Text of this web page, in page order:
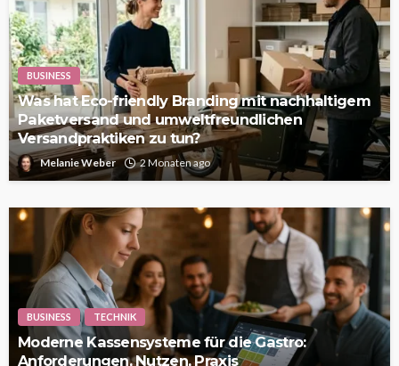
BUSINESS
Was hat Eco-friendly Branding mit nachhaltigem
Paketversand und umweltfreundlichen
Versandpraktiken zu tun?
Melanie Weber 2 Monaten ago
BUSINESS TECHNIK
Moderne Kassensysteme für die Gastro:
Anforderungen, Nutzen, Praxis